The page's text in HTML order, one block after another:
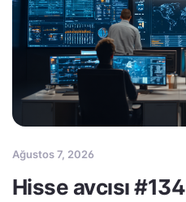
Ağustos 7, 2026
Hisse avcısı